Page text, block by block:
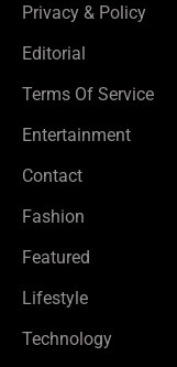
Privacy & Policy
Editorial
Terms Of Service
Entertainment
Contact
Fashion
Featured
Lifestyle
Technology